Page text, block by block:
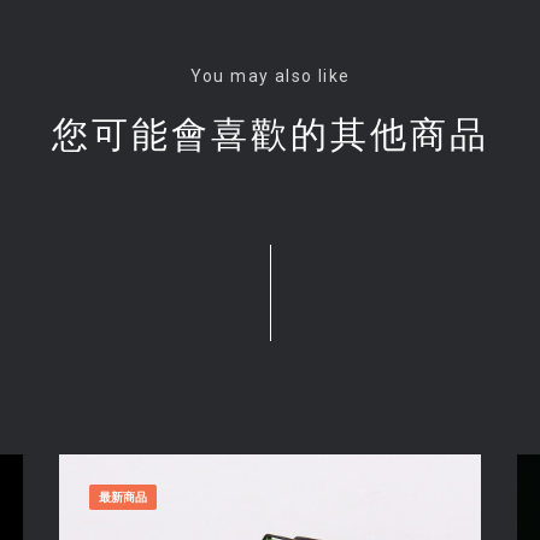
You may also like
您可能會喜歡的其他商品
最新商品